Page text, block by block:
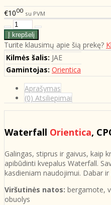
€1000 su PVM
Turite klausimų apie šią prekę?
Kilmės šalis: JAE
Gamintojas: Orientica
Aprašymas
(0) Atsiliepimai
Waterfall Orientica,
Galingas, stiprus ir gaivus, kaip
apibūdinti kvepalus Waterfall.
kasdieniam naudojimui. Dabar ir
Viršutinės natos: bergamote,
obuolys